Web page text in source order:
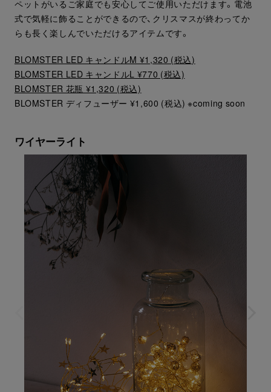
ペットがいるご家庭でも安心してご使用いただけます。電池
式で気軽に飾ることができるので、クリスマスが終わってか
らも長く楽しんでいただけるアイテムです。
BLOMSTER LED キャンドルM ¥1,320 (税込)
BLOMSTER LED キャンドルL ¥770 (税込)
BLOMSTER 花瓶 ¥1,320 (税込)
BLOMSTER ディフューザー ¥1,600 (税込) ※coming soon
ワイヤーライト